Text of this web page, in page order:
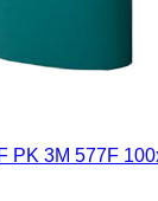
PK 3M 577F